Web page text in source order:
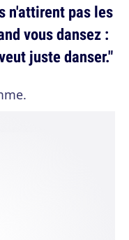
n'attirent pas les
vous dansez :
juste danser."